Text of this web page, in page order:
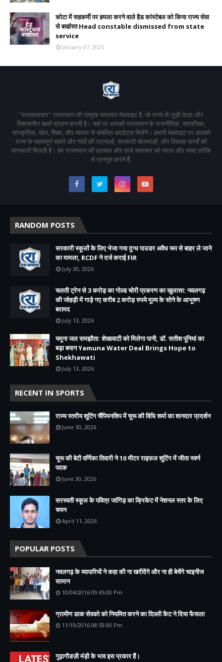
कोटा में सहकर्मी पर हमला करने वाले हैड कांस्टेबल को किया राज्य सेवा
से बर्खास्त Head constable dismissed from state
service
January 07, 2025
"राजसमाचार" राजस्थान की प्रमुख समाचार वेबसाइट है, जो राज्य से जुड़ी ताज़ा और
विश्वसनीय खबरें प्रदान करती है। यहां पर आपको राजस्थान के राजनीतिक, सामाजिक,
सांस्कृतिक, खेल, शिक्षा, और व्यापार से संबंधित अपडेट्स मिलेंगे। हमारी वेबसाइट पर आपको
राज्य के महत्वपूर्ण शहरों और गांवों की घटनाओं, सरकारी योजनाओं, और विकास कार्यों की
जानकारी मिलती है। हम राजस्थान की हलचल और ताजे समाचार को सरल और स्पष्ट तरीके
से प्रस्तुत करते हैं,
RANDOM POSTS
सरकारी स्कूलों के लिए भेजा गया दुग्ध पाउडर अवैध रूप से बाहर ले जाने
का मामला, RCDF ने दर्ज कराई FIR
July 30, 2026
चलती ट्रेन से 3 करोड़ का गोल्ड चोरी प्रकरण का खुलासा: नवलगढ़
की जोहड़ी में गाड़े गए करीब 2 करोड़ रुपये मूल्य के सोने के आभूषण
बरामद
July 13, 2026
यमुना जल समझौता: शेखावाटी को मिलेगा पानी, डॉ. सतीश पूनियां का
बड़ा बयान Yamuna Water Deal Brings Hope to
Shekhawati
July 13, 2026
RECENT IN SPORTS
राज्य स्तरीय शूटिंग चैंपियनशिप में चूरू की विधि शर्मा का शानदार प्रदर्शन
June 30, 2026
चूरू की बेटी वर्णिका तिवारी ने 10 मीटर राइफल शूटिंग में जीता स्वर्ण
पदक
June 30, 2026
सरस्वती स्कूल के पवित्र जांगिड़ का क्रिकेट में नेशनल स्तर के लिए
चयन
April 11, 2026
POPULAR POSTS
नवलगढ़ के व्यापारियों ने कहा की ना खरीदेंगे और ना ही बेचेंगे चाइनीज
सामान
10/04/2016 09:45:00 Pm
ग्रामीण डाक सेवको को नियमित करने का दिल्ली कैट ने दिया फैसला
11/19/2016 08:59:00 Pm
गुढ़ागौडज़ी मंड़ी के भाव इस प्रकार हैं।